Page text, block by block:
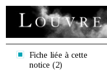
Fiche liée à cette
notice (2)